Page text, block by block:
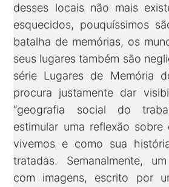
desses locais não mais
esquecidos, pouquíssimos
batalha de memórias, os
seus lugares também são
série Lugares de Memória
procura justamente dar
“geografia social do
estimular uma reflexão
vivemos e como sua
tratadas. Semanalmente,
com imagens, escrito por